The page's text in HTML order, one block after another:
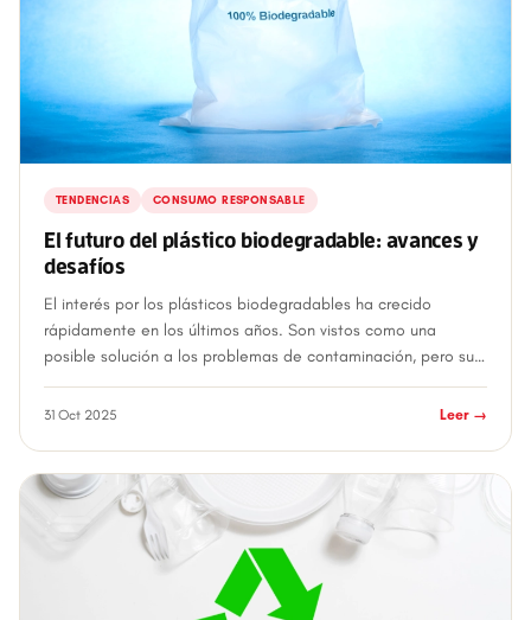
TENDENCIAS CONSUMO RESPONSABLE
El futuro del plástico biodegradable: avances y
desafíos
El interés por los plásticos biodegradables ha crecido
rápidamente en los últimos años. Son vistos como una
posible solución a los problemas de contaminación, pero su
desarrollo y aplicación todavía e...
31 Oct 2025 Leer →